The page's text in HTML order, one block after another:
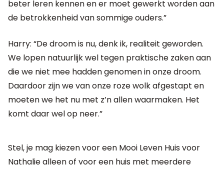
beter leren kennen en er moet gewerkt worden aan
de betrokkenheid van sommige ouders.”
Harry: “De droom is nu, denk ik, realiteit geworden.
We lopen natuurlijk wel tegen praktische zaken aan
die we niet mee hadden genomen in onze droom.
Daardoor zijn we van onze roze wolk afgestapt en
moeten we het nu met z’n allen waarmaken. Het
komt daar wel op neer.”
Stel, je mag kiezen voor een Mooi Leven Huis voor
Nathalie alleen of voor een huis met meerdere